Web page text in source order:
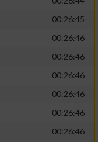
00:26:45
00:26:46
00:26:46
00:26:46
00:26:46
00:26:46
00:26:46